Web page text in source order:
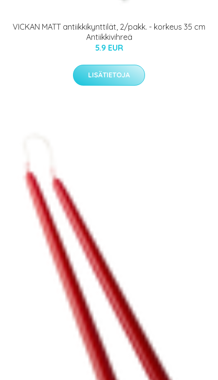
VICKAN MATT antiikkikynttilät, 2/pakk. - korkeus 35 cm
Antiikkivihreä
5.9 EUR
LISÄTIETOJA